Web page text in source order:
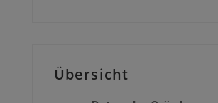
Übersicht